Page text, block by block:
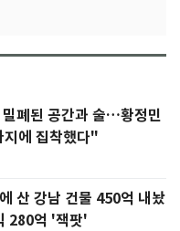
폐된 공간과 술…황정민
지에 집착했다"
산 강남 건물 450억 내놨
280억 '잭팟'